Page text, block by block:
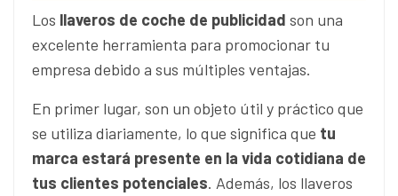
Los llaveros de coche de publicidad son una
excelente herramienta para promocionar tu
empresa debido a sus múltiples ventajas.
En primer lugar, son un objeto útil y práctico que
se utiliza diariamente, lo que significa que tu
marca estará presente en la vida cotidiana de
tus clientes potenciales. Además, los llaveros